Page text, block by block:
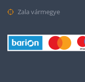
Zala vármegye